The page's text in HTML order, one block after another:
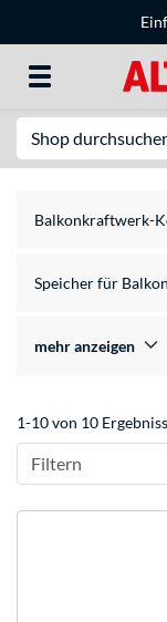
Balkonkraftwerk-
Speicher für
mehr anzeigen
1-10 von 10
Filtern